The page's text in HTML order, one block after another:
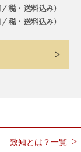
税・送料込み）
税・送料込み）
致知とは？一覧